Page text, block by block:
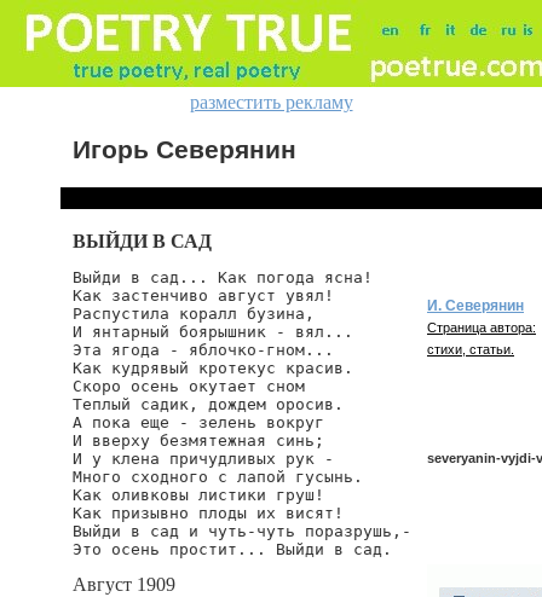
разместить рекламу
Игорь Северянин
ВЫЙДИ В САД
Выйди в сад... Как погода ясна!
Как застенчиво август увял!
Распустила коралл бузина,
И янтарный боярышник - вял...
Эта ягода - яблочко-гном...
Как кудрявый кротекус красив.
Скоро осень окутает сном
Теплый садик, дождем оросив.
А пока еще - зелень вокруг
И вверху безмятежная синь;
И у клена причудливых рук -
Много сходного с лапой гусынь.
Как оливковы листики груш!
Как призывно плоды их висят!
Выйди в сад и чуть-чуть поразрушь,-
Это осень простит... Выйди в сад.
Август 1909
И. Северянин
Страница автора:
стихи, статьи.
severyanin-vyjdi-